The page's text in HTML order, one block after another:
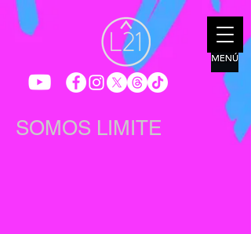
SOMOS LIMITE